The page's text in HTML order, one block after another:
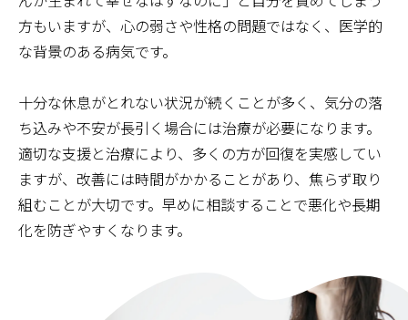
方もいますが、心の弱さや性格の問題ではなく、医学的
な背景のある病気です。
十分な休息がとれない状況が続くことが多く、気分の落
ち込みや不安が長引く場合には治療が必要になります。
適切な支援と治療により、多くの方が回復を実感してい
ますが、改善には時間がかかることがあり、焦らず取り
組むことが大切です。早めに相談することで悪化や長期
化を防ぎやすくなります。